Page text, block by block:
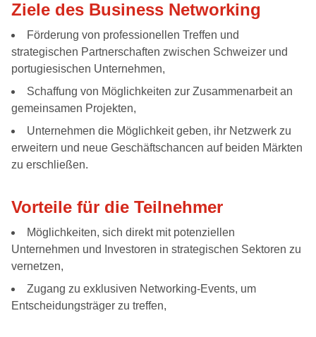
Ziele des Business Networking
Förderung von professionellen Treffen und
strategischen Partnerschaften zwischen Schweizer und
portugiesischen Unternehmen,
Schaffung von Möglichkeiten zur Zusammenarbeit an
gemeinsamen Projekten,
Unternehmen die Möglichkeit geben, ihr Netzwerk zu
erweitern und neue Geschäftschancen auf beiden Märkten
zu erschließen.
Vorteile für die Teilnehmer
Möglichkeiten, sich direkt mit potenziellen
Unternehmen und Investoren in strategischen Sektoren zu
vernetzen,
Zugang zu exklusiven Networking-Events, um
Entscheidungsträger zu treffen,